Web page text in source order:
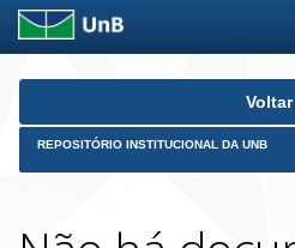
Skip
Voltar
REPOSITÓRIO INSTITUCIONAL DA UNB